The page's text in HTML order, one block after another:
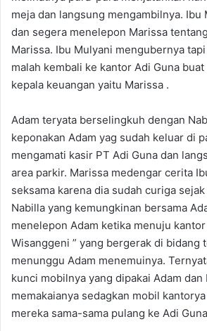
meja dan langsung mengambilnya. Ibu
dan segera menelepon Marissa
Marissa. Ibu Mulyani mengubernya
malah kembali ke kantor Adi Guna
kepala keuangan yaitu Marissa .
Adam teryata berselingkuh dengan
keponakan Adam yag sudah keluar di
mengamati kasir PT Adi Guna dan
area parkir. Marissa medengar cerita
seksama karena dia sudah curiga
Nabilla yang kemungkinan bersama
menelepon Adam ketika menuju kantor
Wisanggeni ” yang bergerak di bidang
menunggu Adam menemuinya.
kunci mobilnya yang dipakai Adam dan
memakaianya sedagkan mobil
mereka sama-sama pulang ke Adi